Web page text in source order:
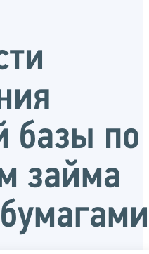
базы по
займа